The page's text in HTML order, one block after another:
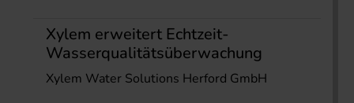
Xylem erweitert Echtzeit-
Wasserqualitätsüberwachung
Xylem Water Solutions Herford GmbH